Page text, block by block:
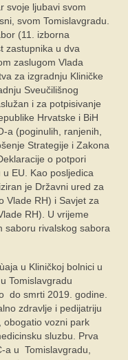
svoje ljubavi svom
svom Tomislavgradu.
(11. izborna
zastupnika u dva
zaslugom Vlada
za izgradnju Kliničke
Sveučilišnog
i za potpisivanje
Hrvatske i BiH
a (poginulih, ranjenih,
Strategije i Zakona
o potpori
EU. Kao posljedica
je Državni ured za
Vlade RH) i Savjet za
RH). U vrijeme
saboru rivalskog sabora
u Kliničkoj bolnici u
Tomislavgradu
do smrti 2019. godine.
zdravlje i pedijatriju
obogatio vozni park
sluzbu. Prva
a u Tomislavgradu,